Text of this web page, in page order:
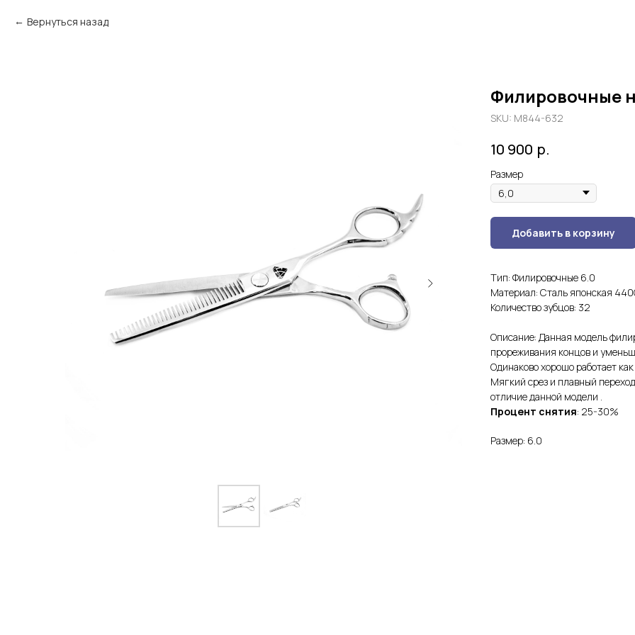
Вернуться назад
Филировочные
SKU: М844-632
10 900 р.
Размер
Добавить в корзину
Тип: Филировочные 6.0
Материал: Сталь японская
Количество зубцов: 32
Описание: Данная модель
прореживания концов и
Одинаково хорошо работает
Мягкий срез и плавный
отличие данной модели .
Процент снятия: 25-30%
Размер: 6.0